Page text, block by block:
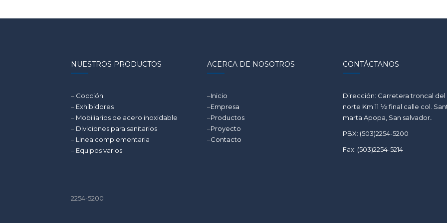
NUESTROS PRODUCTOS
– Cocción
– Exhibidores
– Mobiliarios de acero inoxidable
– Diviciones para sanitarios
– Linea complementaria
– Equipos varios
2254-5200
ACERCA DE NOSOTROS
–Inicio
–Empresa
–Productos
–Proyecto
–Contacto
CONTÁCTANOS
Dirección: Carretera troncal del
norte Km 11 ½ final calle col.
marta Apopa, San salvador.
PBX: (503)2254-5200
Fax: (503)2254-5214